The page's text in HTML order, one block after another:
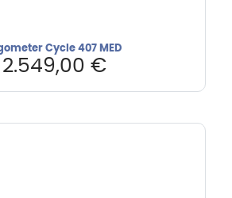
Cycle 407 MED
2.549,00 €